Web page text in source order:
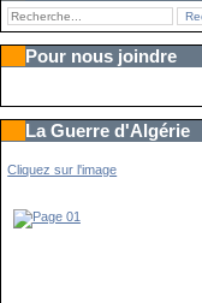
Pour nous joindre
La Guerre d'Algérie
Cliquez sur l'image